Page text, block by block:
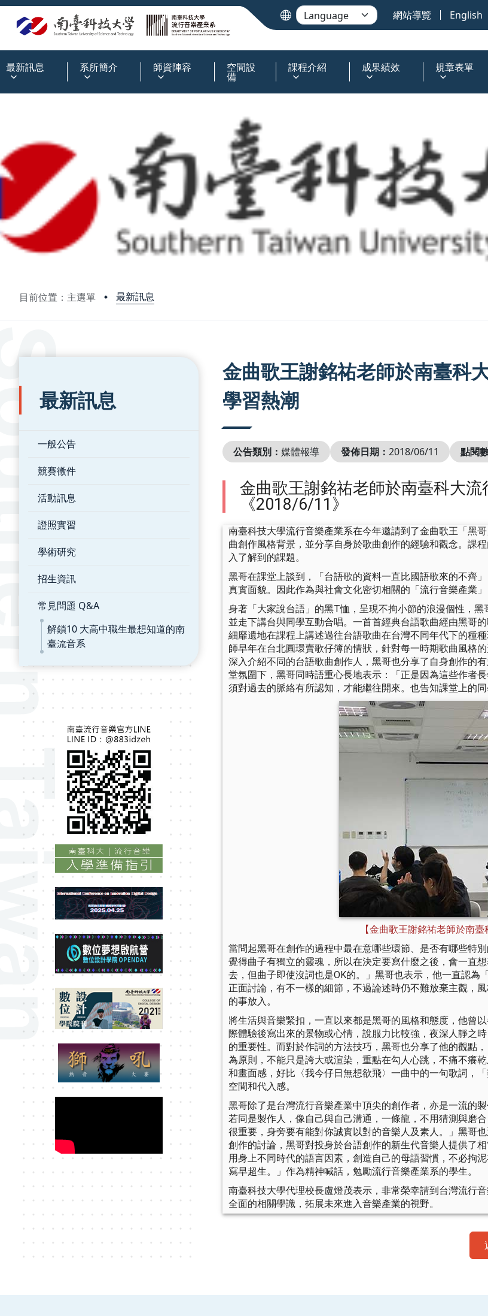
網站導覽 English
最新訊息 系所簡介 師資陣容 空間設
備
課程介紹 成果績效 規章表單
目前位置：主選單 最新訊息
:::
最新訊息
一般公告
競賽徵件
活動訊息
證照實習
學術研究
招生資訊
常見問題 Q&A
解鎖10 大高中職生最想知道的南
臺流音系
金曲歌王謝銘祐老師於南臺科
學習熱潮
公告類別： 媒體報導 發佈日期： 2018/06/11 點閱
金曲歌王謝銘祐老師於南臺科大
《2018/6/11》
南臺科技大學流行音樂產業系在今年邀請到了金曲歌王「黑
曲創作風格背景，並分享自身於歌曲創作的經驗和觀念。課
入了解到的課題。
黑哥在課堂上談到，「台語歌的資料一直比國語歌來的不齊
真實面貌。因此作為與社會文化密切相關的「流行音樂產業
身著「大家說台語」的黑T恤，呈現不拘小節的浪漫個性，
並走下講台與同學互動合唱。一首首經典台語歌曲經由黑哥
細靡遺地在課程上講述過往台語歌曲在台灣不同年代下的種
師早年在台北圓環賣歌仔簿的情狀，針對每一時期歌曲風格
深入介紹不同的台語歌曲創作人，黑哥也分享了自身創作的
堂氛圍下，黑哥同時語重心長地表示：「正是因為這些作者
須對過去的脈絡有所認知，才能繼往開來。也告知課堂上的
【金曲歌王謝銘祐老師於南
當問起黑哥在創作的過程中最在意哪些環節、是否有哪些特
覺得曲子有獨立的靈魂，所以在決定要寫什麼之後，會一直
去，但曲子即使沒詞也是OK的。」黑哥也表示，他一直認
正面討論，有不一樣的細節，不過論述時仍不難放棄主觀，
的事放入。
將生活與音樂緊扣，一直以來都是黑哥的風格和態度，他曾
際體驗後寫出來的景物或心情，說服力比較強，夜深人靜之
的重要性。而對於作詞的方法技巧，黑哥也分享了他的觀點
為原則，不能只是誇大或渲染，重點在勾人心跳，不痛不癢
和畫面感，好比〈我今仔日無想欲飛〉一曲中的一句歌詞，
空間和代入感。
黑哥除了是台灣流行音樂產業中頂尖的創作者，亦是一流的
若同是製作人，像自己與自己溝通，一條龍，不用猜測與磨
很重要，身旁要有能對你誠實以對的音樂人及素人。」黑哥
創作的討論，黑哥對投身於台語創作的新生代音樂人提供了
用身上不同時代的語言因素，創造自己的母語習慣，不必拘
寫早超生。」作為精神喊話，勉勵流行音樂產業系的學生。
南臺科技大學代理校長盧燈茂表示，非常榮幸請到台灣流行
全面的相關學識，拓展未來進入音樂產業的視野。